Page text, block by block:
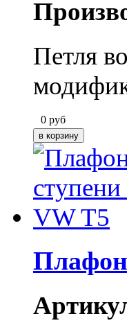
Петля
0 руб
Плафон